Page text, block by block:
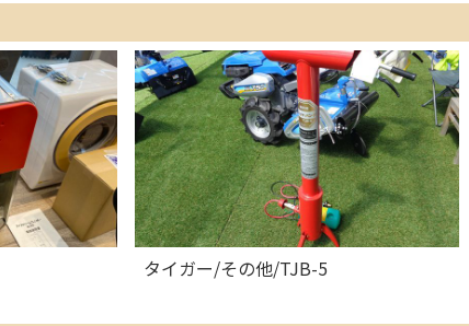
タイガー/その他/TJB-5